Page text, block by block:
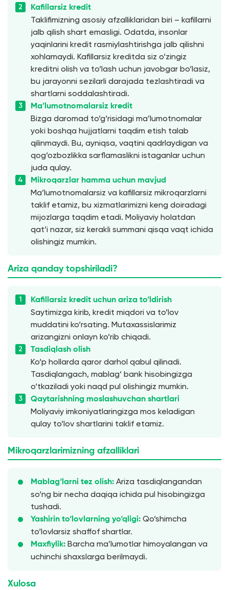
Kafillarsiz kredit
Taklifimizning asosiy afzalliklaridan biri – kafillarni
jalb qilish shart emasligi. Odatda, insonlar
yaqinlarini kredit rasmiylashtirishga jalb qilishni
xohlamaydi. Kafillarsiz kreditda siz o‘zingiz
kreditni olish va to‘lash uchun javobgar bo‘lasiz,
bu jarayonni sezilarli darajada tezlashtiradi va
shartlarni soddalashtiradi.
Ma’lumotnomalarsiz kredit
Bizga daromad to‘g‘risidagi ma’lumotnomalar
yoki boshqa hujjatlarni taqdim etish talab
qilinmaydi. Bu, ayniqsa, vaqtini qadrlaydigan va
qog‘ozbozlikka sarflamaslikni istaganlar uchun
juda qulay.
Mikroqarzlar hamma uchun mavjud
Ma’lumotnomalarsiz va kafillarsiz mikroqarzlarni
taklif etamiz, bu xizmatlarimizni keng doiradagi
mijozlarga taqdim etadi. Moliyaviy holatdan
qat’i nazar, siz kerakli summani qisqa vaqt ichida
olishingiz mumkin.
Ariza qanday topshiriladi?
Kafillarsiz kredit uchun ariza to‘ldirish
Saytimizga kirib, kredit miqdori va to‘lov
muddatini ko‘rsating. Mutaxassislarimiz
arizangizni onlayn ko‘rib chiqadi.
Tasdiqlash olish
Ko‘p hollarda qaror darhol qabul qilinadi.
Tasdiqlangach, mablag‘ bank hisobingizga
o‘tkaziladi yoki naqd pul olishingiz mumkin.
Qaytarishning moslashuvchan shartlari
Moliyaviy imkoniyatlaringizga mos keladigan
qulay to‘lov shartlarini taklif etamiz.
Mikroqarzlarimizning afzalliklari
Mablag‘larni tez olish: Ariza tasdiqlangandan
so‘ng bir necha daqiqa ichida pul hisobingizga
tushadi.
Yashirin to‘lovlarning yo‘qligi: Qo‘shimcha
to‘lovlarsiz shaffof shartlar.
Maxfiylik: Barcha ma’lumotlar himoyalangan va
uchinchi shaxslarga berilmaydi.
Xulosa